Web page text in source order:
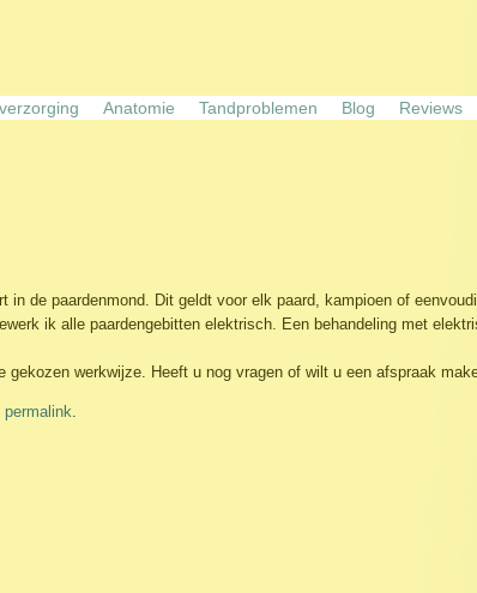
Anatomie Tandproblemen Blog Reviews
in de paardenmond. Dit geldt voor elk paard, kampioen of
ik alle paardengebitten elektrisch. Een behandeling met
gekozen werkwijze. Heeft u nog vragen of wilt u een afspraak
permalink.